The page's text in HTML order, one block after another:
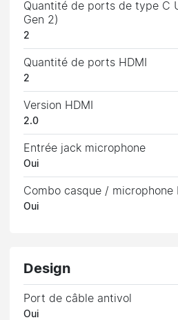
Quantité de ports de type C
Gen 2)
2
Quantité de ports HDMI
2
Version HDMI
2.0
Entrée jack microphone
Oui
Combo casque / microphone
Oui
Design
Port de câble antivol
Oui